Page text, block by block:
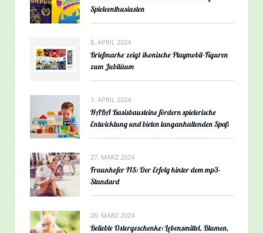
Spieleenthusiasten
8. APRIL 2024
Briefmarke zeigt ikonische Playmobil-Figuren
zum Jubiläum
1. APRIL 2024
HABA Basisbausteine fördern spielerische
Entwicklung und bieten langanhaltenden Spaß
27. MÄRZ 2024
Fraunhofer IIS: Der Erfolg hinter dem mp3-
Standard
26. MÄRZ 2024
Beliebte Ostergeschenke: Lebensmittel, Blumen,